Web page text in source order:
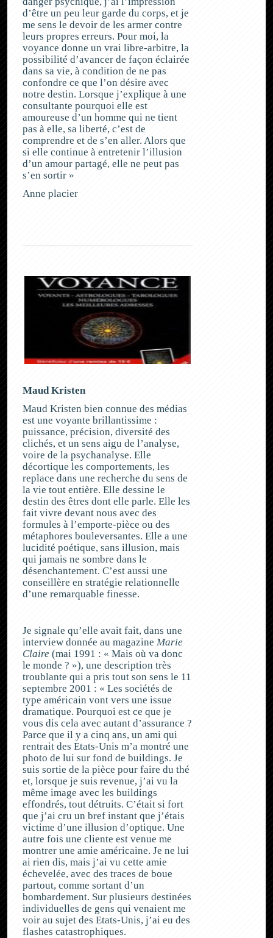
d’être un peu leur garde du corps, et je
me sens le devoir de les armer contre
leurs propres erreurs. Pour moi, la
voyance donne un vrai libre-arbitre, la
possibilité d’avancer de façon éclairée
dans sa vie, à condition de ne pas
confondre ce que l’on désire avec
notre destin. Lorsque j’explique à une
consultante pourquoi elle est
amoureuse d’un homme qui ne tient
pas à elle, sa liberté, c’est de
comprendre et de s’en aller. Alors que
si elle continue à entretenir l’illusion
d’un amour partagé, elle ne peut pas
s’en sortir »
Anne placier
Maud Kristen
Maud Kristen bien connue des médias
est une voyante brillantissime :
puissance, précision, diversité des
clichés, et un sens aigu de l’analyse,
voire de la psychanalyse. Elle
décortique les comportements, les
replace dans une recherche du sens de
la vie tout entière. Elle dessine le
destin des êtres dont elle parle. Elle les
fait vivre devant nous avec des
formules à l’emporte-pièce ou des
métaphores bouleversantes. Elle a une
lucidité poétique, sans illusion, mais
qui jamais ne sombre dans le
désenchantement. C’est aussi une
conseillère en stratégie relationnelle
d’une remarquable finesse.
Je signale qu’elle avait fait, dans une
interview donnée au magazine Marie
Claire (mai 1991 : « Mais où va donc
le monde ? »), une description très
troublante qui a pris tout son sens le 11
septembre 2001 : « Les sociétés de
type américain vont vers une issue
dramatique. Pourquoi est ce que je
vous dis cela avec autant d’assurance ?
Parce que il y a cinq ans, un ami qui
rentrait des Etats-Unis m’a montré une
photo de lui sur fond de buildings. Je
suis sortie de la pièce pour faire du thé
et, lorsque je suis revenue, j’ai vu la
même image avec les buildings
effondrés, tout détruits. C’était si fort
que j’ai cru un bref instant que j’étais
victime d’une illusion d’optique. Une
autre fois une cliente est venue me
montrer une amie américaine. Je ne lui
ai rien dis, mais j’ai vu cette amie
échevelée, avec des traces de boue
partout, comme sortant d’un
bombardement. Sur plusieurs destinées
individuelles de gens qui venaient me
voir au sujet des Etats-Unis, j’ai eu des
flashes catastrophiques.